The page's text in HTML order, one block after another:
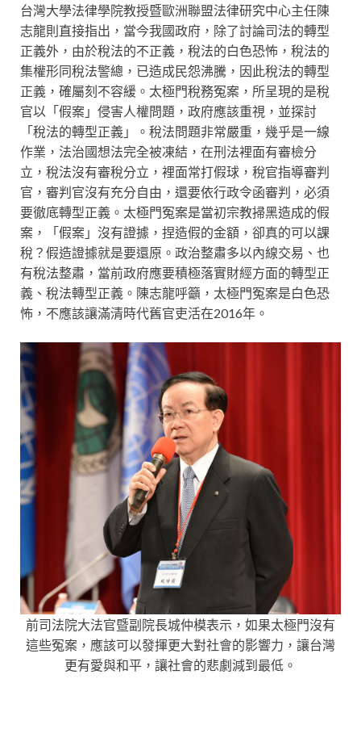
台灣大學法律學院教授暨歐洲聯盟法律研究中心主任陳
志龍則直接指出，當今我國政府，除了討論司法的轉型
正義外，由於稅法的不正義，稅法的白色恐怖，稅法的
集權形同稅法警總，已造成民怨沸騰，因此稅法的轉型
正義，確屬刻不容緩。太極門稅務冤案，所呈現的是稅
官以「假案」侵害人權問題，政府應該重視，並探討
「稅法的轉型正義」。稅法問題非常嚴重，幾乎是一線
作業，法治國想法完全被凍結，在刑法裡面有審檢分
立，稅法沒有審稅分立，裡面常打假球，稅官指導審判
官，審判官沒有充分自由，還要依行政令函審判，必須
要徹底轉型正義。太極門冤案是當初宗教掃黑造成的假
案，「假案」沒有證據，捏造假的金額，卻真的可以課
稅？假造證據就是要還原。政治整肅多以內線交易、也
有稅法整肅，當前政府應要積極落實財經方面的轉型正
義、稅法轉型正義。陳志龍呼籲，太極門冤案是白色恐
怖，不應該讓滿清時代舊官吏活在2016年。
前司法院大法官暨副院長城仲模表示，如果太極門沒有
這些冤案，應該可以發揮更大對社會的影響力，讓台灣
更有愛與和平，讓社會的悲劇減到最低。